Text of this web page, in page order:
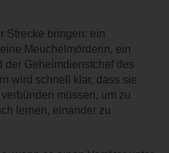
Strecke bringen: ein
Meuchelmörderin, ein
der Geheimdienstchef des
wird schnell klar, dass sie
müssen, um zu
lernen, einander zu